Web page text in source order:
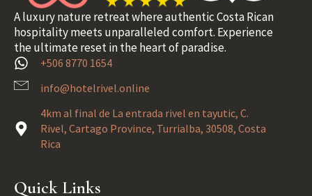
A luxury nature retreat where authentic Costa Rican
hospitality meets unparalleled comfort. Experience
the ultimate reset in the heart of paradise.
+506 8770 1654
info@hotelrivel.online
4km al final de La entrada rivel en tayutic, C.
Rivel, Cartago Province, Turrialba, 30508, Costa
Rica
Quick Links